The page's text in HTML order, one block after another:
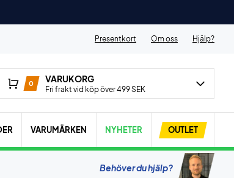
Presentkort Om oss Hjälp?
0 VARUKORG
Fri frakt vid köp över 499 SEK
VARUMÄRKEN NYHETER OUTLET
Behöver du hjälp?